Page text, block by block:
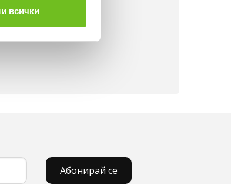
всички
Абонирай се